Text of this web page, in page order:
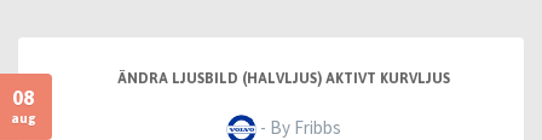
08
aug
ÄNDRA LJUSBILD (HALVLJUS) AKTIVT KURVLJUS
- By Fribbs